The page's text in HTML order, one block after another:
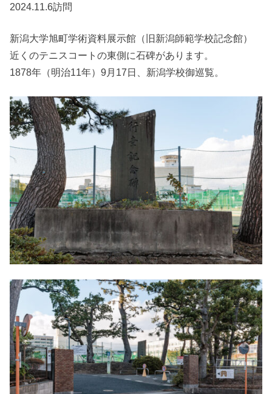
2024.11.6訪問
新潟大学旭町学術資料展示館（旧新潟師範学校記念館）
近くのテニスコートの東側に石碑があります。
1878年（明治11年）9月17日、新潟学校御巡覧。